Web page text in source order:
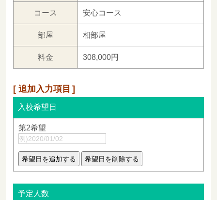
コース 安心コース
部屋 相部屋
料金 308,000円
追加入力項目
入校希望日
第2希望
予定人数